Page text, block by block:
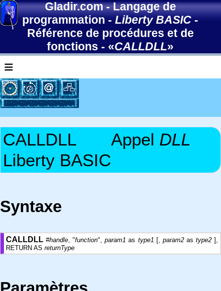
Gladir.com-Langage de
programmation-Liberty BASIC-
Référence de procédures et de
fonctions - «CALLDLL»
≡
CALLDLL Appel DLL
Liberty BASIC
Syntaxe
CALLDLL #handle, "function",param1 as type1 [, param2as type2],
RETURN AS returnType